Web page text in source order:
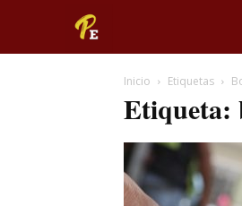
Empresarial
Inicio Etiquetas
Etiqueta: